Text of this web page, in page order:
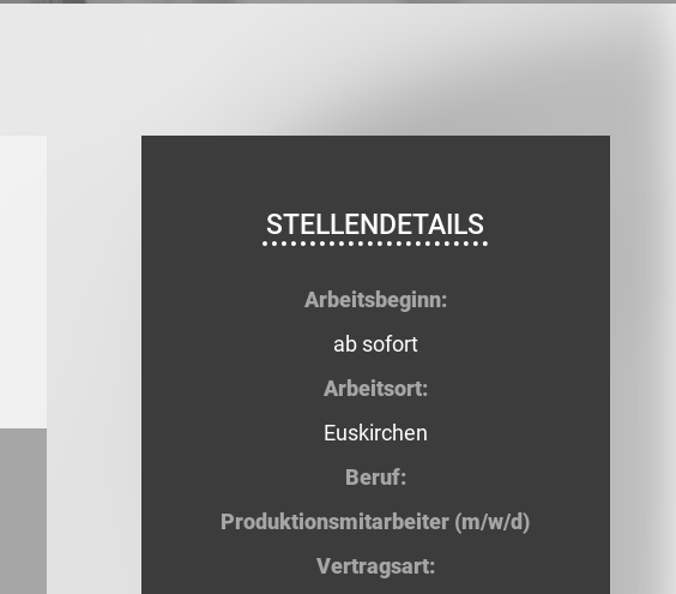
STELLENDETAILS
Arbeitsbeginn:
ab sofort
Arbeitsort:
Euskirchen
Beruf:
Produktionsmitarbeiter (m/w/d)
Vertragsart: